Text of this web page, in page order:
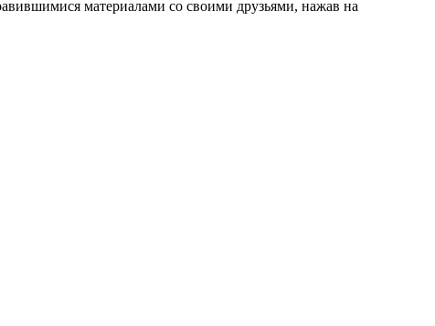
материалами со своими друзьями, нажав на